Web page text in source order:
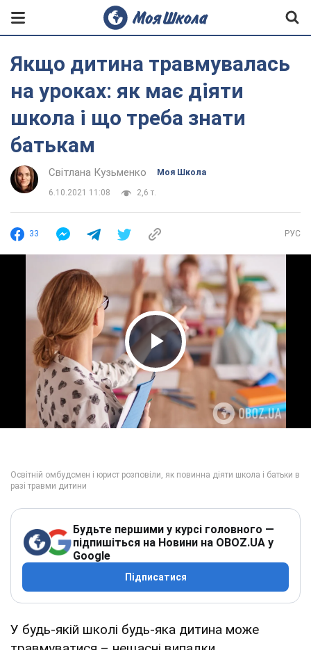
Якщо дитина травмувалась
на уроках: як має діяти
школа і що треба знати
батькам
Світлана Кузьменко Моя Школа
6.10.2021 11:08 2,6 т.
33 РУС
Play Video
Будьте першими у курсі головного —
підпишіться на Новини на OBOZ.UA у
Google
Підписатися
У будь-якій школі будь-яка дитина може